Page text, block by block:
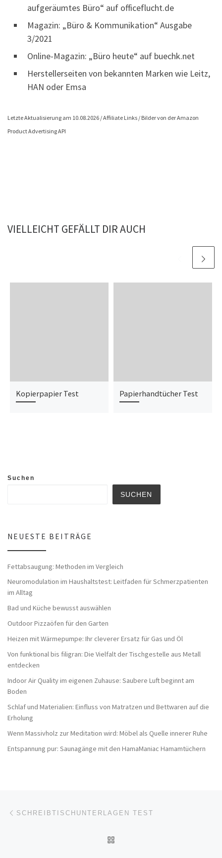
aufgeräumtes Büro“ auf officeflucht.de
Magazin: „Büro & Kommunikation“ Ausgabe
3/2021
Online-Magazin: „Büro heute“ auf buechk.net
Herstellerseiten von bekannten Marken wie Leitz,
HAN oder Emsa
Letzte Aktualisierung am 10.08.2026 / Affiliate Links / Bilder von der Amazon
Product Advertising API
VIELLEICHT GEFÄLLT DIR AUCH
Kopierpapier Test Papierhandtücher Test
Suchen
SUCHEN
NEUESTE BEITRÄGE
Fettabsaugung: Methoden im Vergleich
Neuromodulation im Haushaltstest: Leitfaden für Schmerzpatienten
im Alltag
Bad und Küche bewusst auswählen
Outdoor Pizzaöfen für den Garten
Heizen mit Wärmepumpe: Ihr cleverer Ersatz für Gas und Öl
Von funktional bis filigran: Die Vielfalt der Tischgestelle aus Metall
entdecken
Indoor Air Quality im eigenen Zuhause: Saubere Luft beginnt am
Boden
Schlaf und Materialien: Einfluss von Matratzen und Bettwaren auf die
Erholung
Wenn Massivholz zur Meditation wird: Möbel als Quelle innerer Ruhe
Entspannung pur: Saunagänge mit den HamaManiac Hamamtüchern
Beitragsnavigation
SCHREIBTISCHUNTERLAGEN TEST